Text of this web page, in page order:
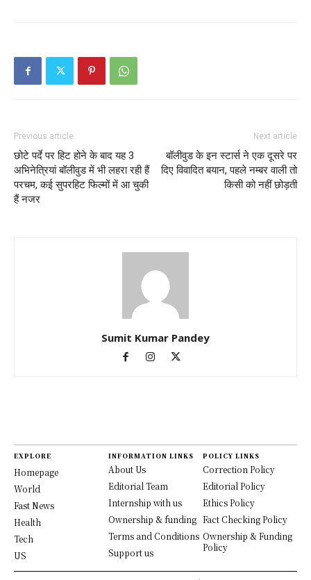
Previous article
छोटे पर्दे पर हिट होने के बाद यह 3
अभिनेत्रियां बॉलीवुड में भी लहरा रही हैं
परचम, कई सुपरहिट फिल्मों में आ चुकी
हैं नजर
Next article
बॉलीवुड के इन स्टार्स ने एक दूसरे पर
दिए विवादित बयान, पहले नम्बर वाली तो
किसी को नहीं छोड़ती
Sumit Kumar Pandey
EXPLORE
Homepage
World
Fast News
Health
Tech
US
INFORMATION LINKS
About Us
Editorial Team
Internship with us
Ownership & funding
Terms and Conditions
Support us
POLICY LINKS
Correction Policy
Editorial Policy
Ethics Policy
Fact Checking Policy
Ownership & Funding
Policy